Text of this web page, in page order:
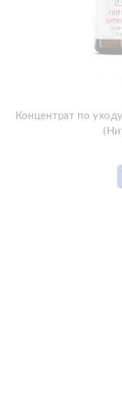
Концентрат по